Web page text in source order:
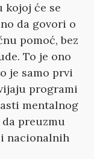
kojoj će se
da govori o
pomoć, bez
To je ono
je samo prvi
programi
mentalnog
preuzmu
nacionalnih